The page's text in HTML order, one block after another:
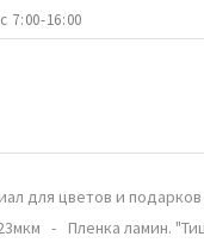
7:00-16:00
для цветов и подарков
Пленка ламин.